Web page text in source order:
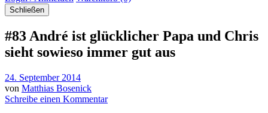
Schließen
#83 André ist glücklicher Papa und Chris
sieht sowieso immer gut aus
24. September 2014
von Matthias Bosenick
Schreibe einen Kommentar